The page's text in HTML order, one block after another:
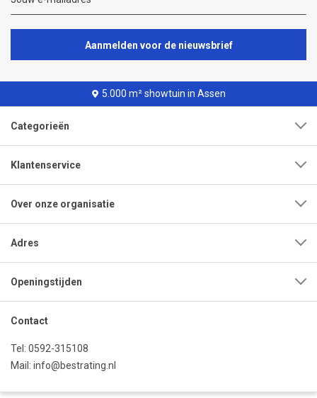
Aanmelden voor de nieuwsbrief
5.000 m² showtuin in Assen
Categorieën
Klantenservice
Over onze organisatie
Adres
Openingstijden
Contact
Tel: 0592-315108
Mail: info@bestrating.nl